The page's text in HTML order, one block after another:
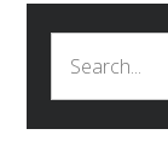
Search
for: